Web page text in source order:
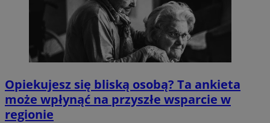
Opiekujesz się bliską osobą? Ta ankieta
może wpłynąć na przyszłe wsparcie w
regionie